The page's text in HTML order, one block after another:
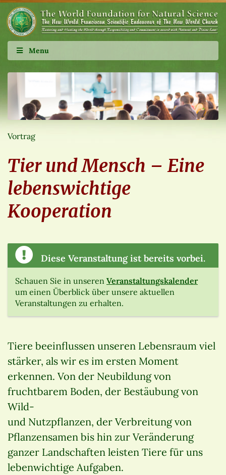
Menu
Vortrag
Tier und Mensch – Eine
lebenswichtige
Kooperation
Diese Veranstaltung ist bereits vorbei.
Schauen Sie in unseren Veranstaltungskalender
um einen Überblick über unsere aktuellen
Veranstaltungen zu erhalten.
Tiere beeinflussen unseren Lebensraum viel
stärker, als wir es im ersten Moment
erkennen. Von der Neubildung von
fruchtbarem Boden, der Bestäubung von
Wild-
und Nutzpflanzen, der Verbreitung von
Pflanzensamen bis hin zur Veränderung
ganzer Landschaften leisten Tiere für uns
lebenwichtige Aufgaben.